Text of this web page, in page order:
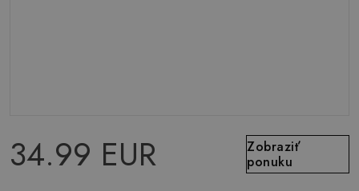
34.99 EUR
Zobraziť
ponuku